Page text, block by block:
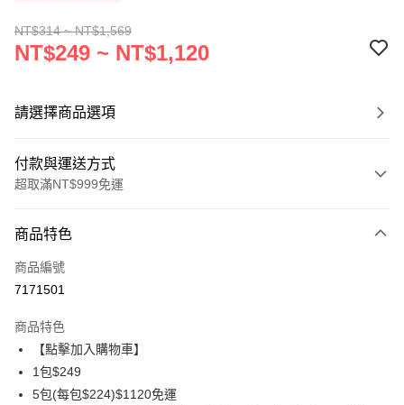
NT$314 ~ NT$1,569
NT$249 ~ NT$1,120
請選擇商品選項
付款與運送方式
超取滿NT$999免運
信用卡一次付款
信用卡分期付款
合作金庫商業銀行
華南商業銀行
上海商業儲蓄銀行
國泰世華商業銀行
6 期 0 利率 每期
華南商業銀行
上海商業儲蓄銀行
LINE Pay
Apple Pay
商品特色
商品編號
7171501
商品特色
【點擊加入購物車】
1包$249
5包(每包$224)$1120免運